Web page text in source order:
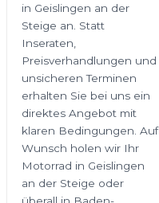
in Geislingen an der
Steige an. Statt
Inseraten,
Preisverhandlungen und
unsicheren Terminen
erhalten Sie bei uns ein
direktes Angebot mit
klaren Bedingungen. Auf
Wunsch holen wir Ihr
Motorrad in Geislingen
an der Steige oder